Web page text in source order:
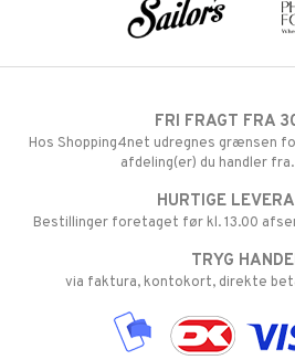
FRI FRAGT FRA
Hos Shopping4net udregnes grænsen
afdeling(er) du handler
HURTIGE
Bestillinger foretaget før kl. 13.00
TRYG
via faktura, kontokort, direkte